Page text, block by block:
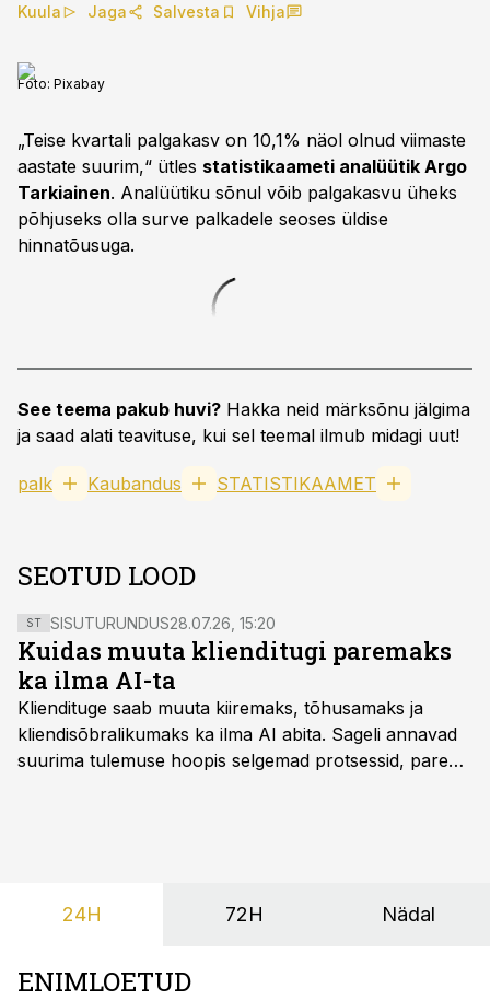
Kuula Jaga Salvesta Vihja
Foto: Pixabay
„Teise kvartali palgakasv on 10,1% näol olnud viimaste
aastate suurim,“ ütles statistikaameti analüütik Argo
Tarkiainen. Analüütiku sõnul võib palgakasvu üheks
põhjuseks olla surve palkadele seoses üldise
hinnatõusuga.
See teema pakub huvi? Hakka neid märksõnu jälgima
ja saad alati teavituse, kui sel teemal ilmub midagi uut!
palk Kaubandus STATISTIKAAMET
SEOTUD LOOD
ST SISUTURUNDUS28.07.26, 15:20
Kuidas muuta klienditugi paremaks
ka ilma AI-ta
Kliendituge saab muuta kiiremaks, tõhusamaks ja
kliendisõbralikumaks ka ilma AI abita. Sageli annavad
suurima tulemuse hoopis selgemad protsessid, parem
24H 72H Nädal
ENIMLOETUD